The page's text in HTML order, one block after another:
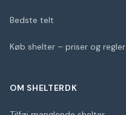
Bedste telt
Køb shelter – priser og regler
OM SHELTERDK